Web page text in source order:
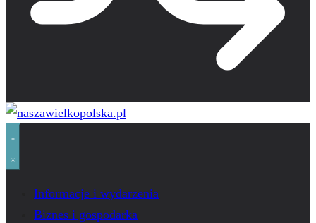
Informacje i wydarzenia
Biznes i gospodarka